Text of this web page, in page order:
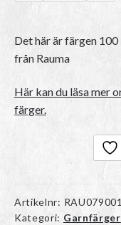
Det här är färgen
från Rauma
Här kan du läsa mer
färger.
Artikelnr: RAU079001
Kategori: Garnfärger